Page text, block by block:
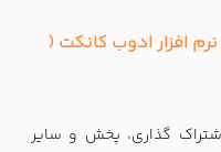
افزار ادوب کانکت (
گذاری، پخش و سایر